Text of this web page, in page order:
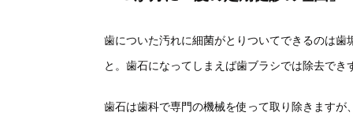
歯についた汚れに細菌がとりついてできるのは
と。歯石になってしまえば歯ブラシでは除去で
歯石は歯科で専門の機械を使って取り除きます